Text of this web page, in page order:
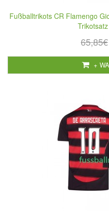
Fußballtrikots CR Flamengo
65,85€
+